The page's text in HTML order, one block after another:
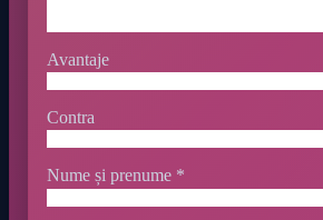
Avantaje
Contra
Nume și prenume *